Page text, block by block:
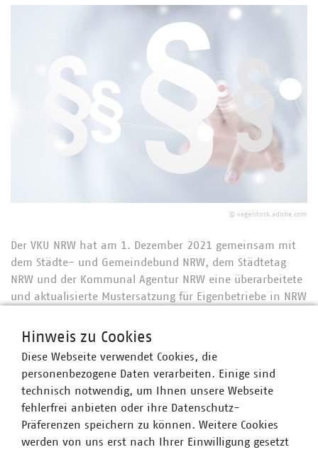
© vege/stock.adobe.com
Der VKU NRW hat am 1. Dezember 2021 gemeinsam mit
dem Städte- und Gemeindebund NRW, dem Städtetag
NRW und der Kommunal Agentur NRW eine überarbeitete
und aktualisierte Mustersatzung für Eigenbetriebe in NRW
bereits in der Vergangenheit mit den genannten
Ebenfalls am 1. Dezember hat der Städte- und
Gemeindebund NRW gemeinsam mit der Kommunal
Agentur NRW eine überarbeitete und aktualisierte
Mustersatzung für Anstalten des öffentlichen Rechts in
Hinweis zu Cookies
Diese Webseite verwendet Cookies, die
personenbezogene Daten verarbeiten. Einige sind
technisch notwendig, um Ihnen unsere Webseite
fehlerfrei anbieten oder ihre Datenschutz-
Präferenzen speichern zu können. Weitere Cookies
werden von uns erst nach Ihrer Einwilligung gesetzt